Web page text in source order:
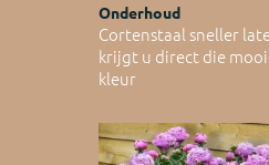
Onderhoud
Cortenstaal sneller
krijgt u direct die
kleur